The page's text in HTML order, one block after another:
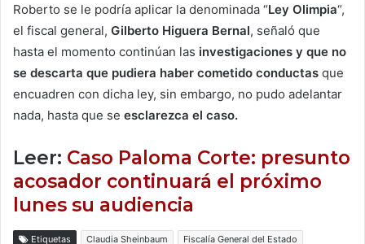
Roberto se le podría aplicar la denominada “Ley Olimpia“,
el fiscal general, Gilberto Higuera Bernal, señaló que
hasta el momento continúan las investigaciones y que no
se descarta que pudiera haber cometido conductas que
encuadren con dicha ley, sin embargo, no pudo adelantar
nada, hasta que se esclarezca el caso.
Leer: Caso Paloma Corte: presunto
acosador continuará el próximo
lunes su audiencia
Etiquetas Claudia Sheinbaum Fiscalía General del Estado